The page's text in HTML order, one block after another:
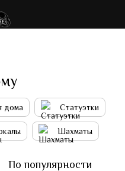
дома Статуэтки
Шахматы
По популярности